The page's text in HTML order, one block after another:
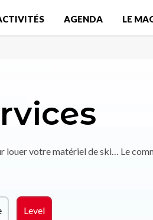
AGENDA LE
louer votre matériel de ski… Le
Level